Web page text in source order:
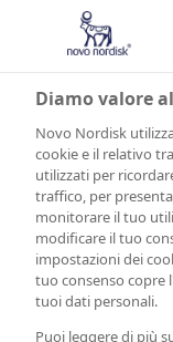
POSIZIONE
Diamo valore
Novo Nordisk
cookie e il relativo
utilizzati per
traffico, per
monitorare il tuo
modificare il tuo
impostazioni dei
tuo consenso copre
tuoi dati personali.
Puoi leggere di più